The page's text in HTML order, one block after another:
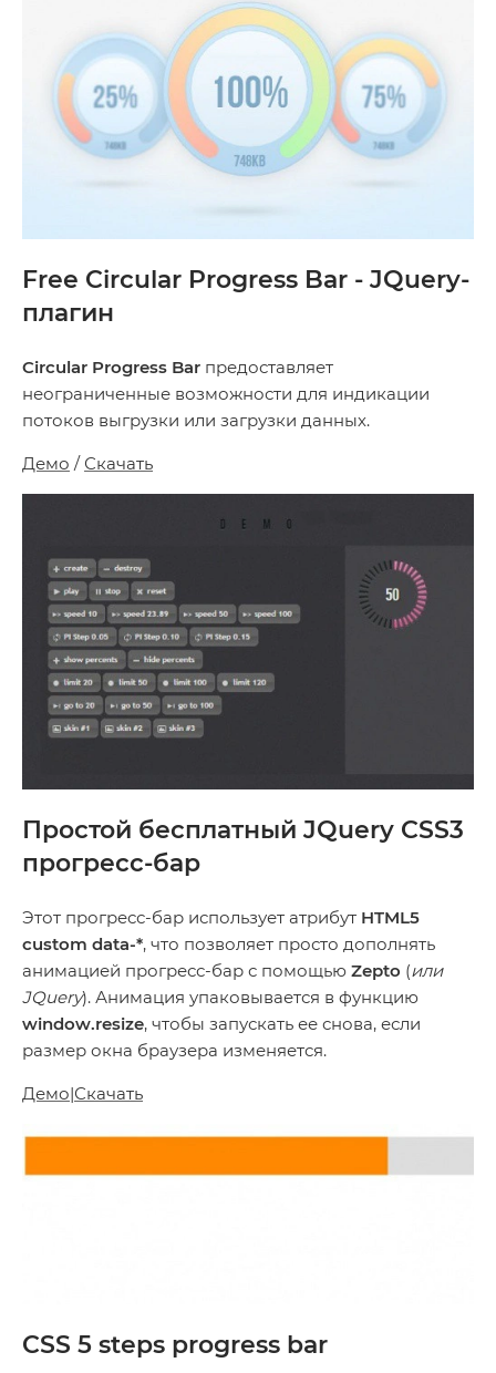
Free Circular Progress Bar - JQuery-
плагин
Circular Progress Bar предоставляет
неограниченные возможности для индикации
потоков выгрузки или загрузки данных.
Демо / Скачать
Простой бесплатный JQuery CSS3
прогресс-бар
Этот прогресс-бар использует атрибут HTML5
custom data-*, что позволяет просто дополнять
анимацией прогресс-бар с помощью Zepto (или
JQuery). Анимация упаковывается в функцию
window.resize, чтобы запускать ее снова, если
размер окна браузера изменяется.
Демо|Скачать
CSS 5 steps progress bar